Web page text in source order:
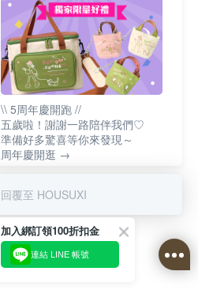
\\ 5周年慶開跑 //
五歲啦！謝謝一路陪伴我們♡
準備好多驚喜等你來發現～
周年慶開逛 →
回覆至 HOUSUXI
加入綁訂領100折扣金
連結 LINE 帳號